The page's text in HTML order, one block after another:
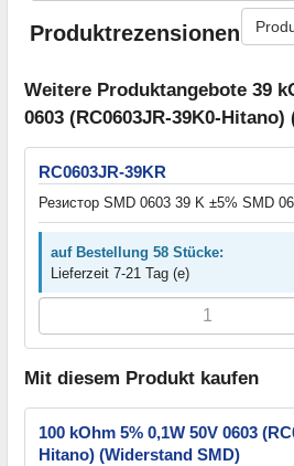
Produktrezensionen
Weitere Produktangebote 39
0603 (RC0603JR-39K0-
RC0603JR-39KR
Резистор SMD 0603 39 K ±5% SMD
auf Bestellung 58 Stücke:
Lieferzeit 7-21 Tag (e)
Mit diesem Produkt kaufen
100 kOhm 5% 0,1W 50V 0603
Hitano) (Widerstand SMD)